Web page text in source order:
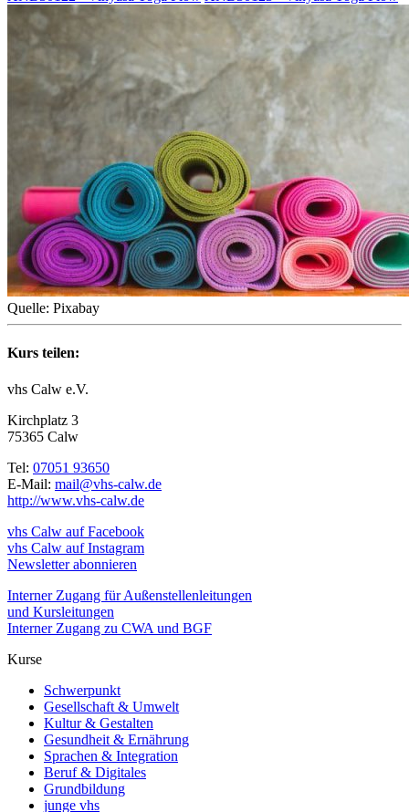
Quelle: Pixabay
Kurs teilen:
vhs Calw e.V.
Kirchplatz 3
75365 Calw
Tel: 07051 93650
E-Mail: mail@vhs-calw.de
http://www.vhs-calw.de
vhs Calw auf Facebook
vhs Calw auf Instagram
Newsletter abonnieren
Interner Zugang für Außenstellenleitungen
und Kursleitungen
Interner Zugang zu CWA und BGF
Kurse
Schwerpunkt
Gesellschaft & Umwelt
Kultur & Gestalten
Gesundheit & Ernährung
Sprachen & Integration
Beruf & Digitales
Grundbildung
junge vhs